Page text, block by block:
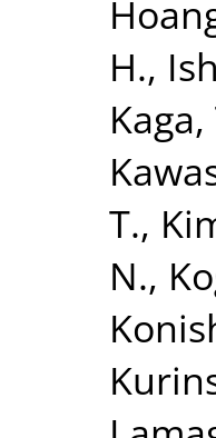
H.,
Kaga,
T.,
N.,